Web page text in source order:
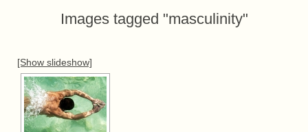
Images tagged "masculinity"
[Show slideshow]